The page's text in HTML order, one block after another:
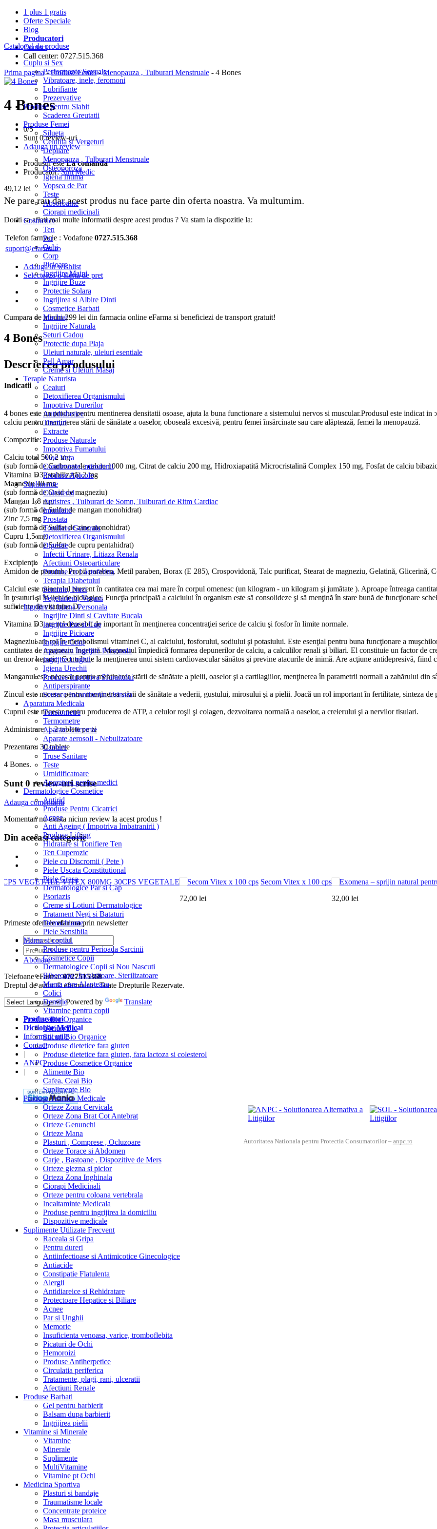
1 plus 1 gratis
Oferte Speciale
Blog
Producatori
Contact
Call center: 0727.515.368
Catalogul de produse
Cuplu si Sex
Performante Sexuale
Vibratoare, inele, feromoni
Lubrifiante
Prezervative
Produse pentru Slabit
Scaderea Greutatii
Produse Femei
Silueta
Celulita si Vergeturi
Depilare
Menopauza , Tulburari Menstruale
Osteoporoza
Igiena Intima
Vopsea de Par
Teste
Absorbante
Ciorapi medicinali
Cosmetice
Ten
Par
Ochi
Corp
Picioare
Ingrijire Maini
Ingrijire Buze
Protectie Solara
Ingrijirea si Albire Dinti
Cosmetice Barbati
Machiaj
Ingrijire Naturala
Seturi Cadou
Protectie dupa Plaja
Uleiuri naturale, uleiuri esentiale
Pell Amar
Creme si Uleiuri Masaj
Terapie Naturista
Ceaiuri
Detoxifierea Organismului
Impotriva Durerilor
Antidiabetice
Tincturi
Extracte
Produse Naturale
Impotriva Fumatului
Aloe Vera
Condimente, mirodenii
Produse Apicole
Suplimente
Colesterol
Antistres , Tulburari de Somn, Tulburari de Ritm Cardiac
Imunitate
Prostata
Tonifiere Generala
Detoxifierea Organismului
Digestie
Infectii Urinare, Litiaza Renala
Afectiuni Osteoarticulare
Produse cu Lactoferina
Terapia Diabetului
Seminte, Nuci
Vegetarieni, Vegani
Ingrijire si Igiena Personala
Ingrijire Dinti si Cavitate Bucala
Ingrijire Par si Cap
Ingrijire Picioare
Ingrijire Corp
Aparatura Ingrijire Personala
Ingrijire Unghii
Igiena Urechii
Produse Impotriva Sforaitului
Antiperspirante
Scutece Incontinenta Urinara
Aparatura Medicala
Tensiometre
Termometre
Aparate Glicemie
Aparate aerosoli - Nebulizatoare
Cantare
Truse Sanitare
Teste
Umidificatoare
Aparatura pentru medici
Dermatologice Cosmetice
Antirid
Produse Pentru Cicatrici
Acnee
Anti Ageing ( Impotriva Imbatranirii )
Produse Lifting
Hidratare si Tonifiere Ten
Ten Cuperozic
Piele cu Discromii ( Pete )
Piele Uscata Constitutional
Piele Grasa
Dermatologice Par si Cap
Psoriazis
Creme si Lotiuni Dermatologice
Tratament Negi si Bataturi
Demachiante
Piele Sensibila
Mama si copilul
Produse pentru Perioada Sarcinii
Cosmetice Copii
Dermatologice Copii si Nou Nascuti
Biberoane, Incalzitoare, Sterilizatoare
Mama care Alapteaza
Colici
Dentitie
Vitamine pentru copii
Produse Bio Organice
Uleiuri Bio
Sucuri Bio Organice
Produse dietetice fara gluten
Produse dietetice fara gluten, fara lactoza si colesterol
Produse Cosmetice Organice
Alimente Bio
Cafea, Ceai Bio
Suplimente Bio
Produse Tehnico Medicale
Orteze Zona Cervicala
Orteze Zona Brat Cot Antebrat
Orteze Genunchi
Orteze Mana
Plasturi , Comprese , Ocluzoare
Orteze Torace si Abdomen
Carje , Bastoane , Dispozitive de Mers
Orteze glezna si picior
Orteza Zona Inghinala
Ciorapi Medicinali
Orteze pentru coloana vertebrala
Incaltaminte Medicala
Produse pentru ingrijirea la domiciliu
Dispozitive medicale
Suplimente Utilizate Frecvent
Raceala si Gripa
Pentru dureri
Antiinfectioase si Antimicotice Ginecologice
Antiacide
Constipatie Flatulenta
Alergii
Antidiareice si Rehidratare
Protectoare Hepatice si Biliare
Acnee
Par si Unghii
Memorie
Insuficienta venoasa, varice, tromboflebita
Picaturi de Ochi
Hemoroizi
Produse Antiherpetice
Circulatia periferica
Tratamente, plagi, rani, ulceratii
Afectiuni Renale
Produse Barbati
Gel pentru barbierit
Balsam dupa barbierit
Ingrijirea pielii
Vitamine si Minerale
Vitamine
Minerale
Suplimente
MultiVitamine
Vitamine pt Ochi
Medicina Sportiva
Plasturi si bandaje
Traumatisme locale
Concentrate proteice
Masa musculara
Prima pagina-Produse Femei-Menopauza , Tulburari Menstruale - 4 Bones
4 Bones
0/5
Sunt 0 review-uri
Adauga un review
Produsul esteLa comanda
Producator:Sun Medic
49,12 lei
Ne pare rau dar acest produs nu face parte din oferta noastra. Va multumim.
Doriti sa aflati mai multe informatii despre acest produs ? Va stam la dispozitie la:
Telefon farmacie : Vodafone 0727.515.368
suport@efarma.ro
Adauga in wishlist
Selecteaza o alerta de pret
Cumpara de minim 299 lei din farmacia online eFarma si beneficiezi de transport gratuit!
4 Bones
Descrierea produsului
Indicatii
4 bones este un produs pentru mentinerea densitatii osoase, ajuta la buna functionare a sistemului nervos si muscular.Produsul este indicat
calciu pentru menţinerea stării de sănătate a oaselor, oboseală excesivă, pentru femei însărcinate sau care alăptează, femei la menopauză.
Compozitie:
Calciu total 500,2 mg
(sub formă de Carbonat de calciu 1000 mg, Citrat de calciu 200 mg, Hidroxiapatită Microcristalină Complex 150 mg, Fosfat de calciu
Vitamina D3 (stabilizată) 2 mg
Magneziu 40 mg
(sub formă de Oxid de magneziu)
Mangan 1,8 mg
(sub formă de Sulfat de mangan monohidrat)
Zinc 7,5 mg
(sub formă de Sulfat de zinc monohidrat)
Cupru 1,5 mg
(sub formă de Sulfat de cupru pentahidrat)
Excipienţi:
Amidon de porumb, Propil paraben, Metil paraben, Borax (E 285), Crospovidonă, Talc purificat, Stearat de magneziu, Gelatină,
Calciul este mineralul prezent în cantitatea cea mai mare în corpul omenesc (un kilogram - un kilogram şi jumătate ). Aproape întreaga
în ţesuturi şi în lichide biologice. Funcţia principală a calciului în organism este să consolideze şi să menţină în stare bună de funcţionare
suficiente de vitamina D.
Vitamina D3 are rol deosebit de important în menţinerea concentraţiei serice de calciu şi fosfor în limite normale.
Magneziul are rol în metabolismul vitaminei C, al calciului, fosforului, sodiului şi potasiului. Este esenţial pentru buna funcţionare a
cantitatea de magneziu îngerată. Magneziul împiedică formarea depunerilor de calciu, a calculilor renali şi biliari. El constituie un factor de
un drenor hepatic. Contribuie la menţinerea unui sistem cardiovascular sănătos şi previne atacurile de inimă. Are acţiune antidepresivă, fiind
Manganul este necesar pentru menţinerea stării de sănătate a pielii, oaselor şi a cartilagiilor, menţinerea în parametrii normali a zahărului din
Zincul este necesar pentru menţinerea stării de sănătate a vederii, gustului, mirosului şi a pielii. Joacă un rol important în fertilitate, sinteza de
Cuprul este necesar pentru producerea de ATP, a celulor roşii şi colagen, dezvoltarea normală a oaselor, a creierului şi a nervilor tisulari.
Administrare: 1-2 tablete pe zi
Prezentare: 30 tablete
4 Bones.
Sunt 0 review-uri scrise
Adauga comentariu
Momentan nu exista niciun review la acest produs !
Din aceeasi categorie
VITEX 800MG 30CPS VEGETALE
Secom Vitex x 100 cps
72,00 lei
32,00 lei
Primeste oferteleefarmaprin newsletter
Abonare
Telefoane eFarma:0727515368
Dreptul de autor © efarma.ro - Toate Drepturile Rezervate.
Powered by
Translate
Producatori
Dictionar Medical
Informatii utile
Contact
|
ANPC
|
Autoritatea Nationala pentru Protectia Consumatorilor – anpc.ro